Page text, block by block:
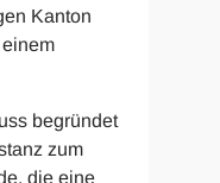
Kanton
begründet
zum
die eine